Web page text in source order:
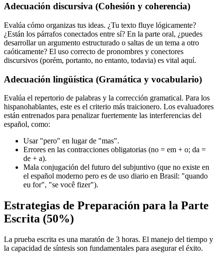
Adecuación discursiva (Cohesión y coherencia)
Evalúa cómo organizas tus ideas. ¿Tu texto fluye lógicamente?
¿Están los párrafos conectados entre sí? En la parte oral, ¿puedes
desarrollar un argumento estructurado o saltas de un tema a otro
caóticamente? El uso correcto de pronombres y conectores
discursivos (porém, portanto, no entanto, todavia) es vital aquí.
Adecuación lingüística (Gramática y vocabulario)
Evalúa el repertorio de palabras y la corrección gramatical. Para los
hispanohablantes, este es el criterio más traicionero. Los evaluadores
están entrenados para penalizar fuertemente las interferencias del
español, como:
Usar "pero" en lugar de "mas".
Errores en las contracciones obligatorias (no = em + o; da =
de + a).
Mala conjugación del futuro del subjuntivo (que no existe en
el español moderno pero es de uso diario en Brasil: "quando
eu for", "se você fizer").
Estrategias de Preparación para la Parte
Escrita (50%)
La prueba escrita es una maratón de 3 horas. El manejo del tiempo y
la capacidad de síntesis son fundamentales para asegurar el éxito.